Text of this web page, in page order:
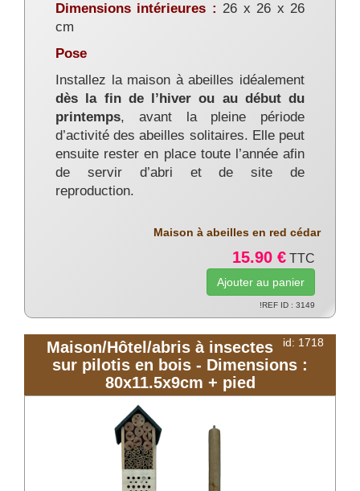
Dimensions intérieures :26 x 26 x 26
cm
Pose
Installez la maison à abeilles idéalement
dès la fin de l’hiver ou au début du
printemps, avant la pleine période
d’activité des abeilles solitaires. Elle peut
ensuite rester en place toute l’année afin
de servir d’abri et de site de
reproduction.
Maison à abeilles en red cédar
15.90 € TTC
!REF ID : 3149
id: 1718
Maison/Hôtel/abris à insectes
sur pilotis en bois - Dimensions :
80x11.5x9cm + pied